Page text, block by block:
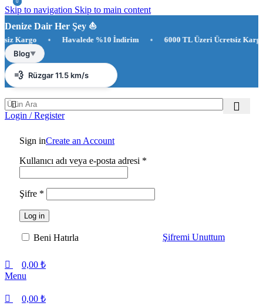
Skip to navigation Skip to main content
Denize Dair Her Şey ⛵️
• Havalede %10 İndirim • 6000 TL Üzeri Ücretsiz Kargo
Blog▼
☀️ Antalya 30°C
💨 Rüzgar 11.5 km/s
💧 Nem %83
Login / Register
Sign inCreate an Account
Kullanıcı adı veya e-posta adresi *
Şifre *
Log in
Şifremi Unuttum
Beni Hatırla
0
0,00 ₺
Menu
0
0,00 ₺